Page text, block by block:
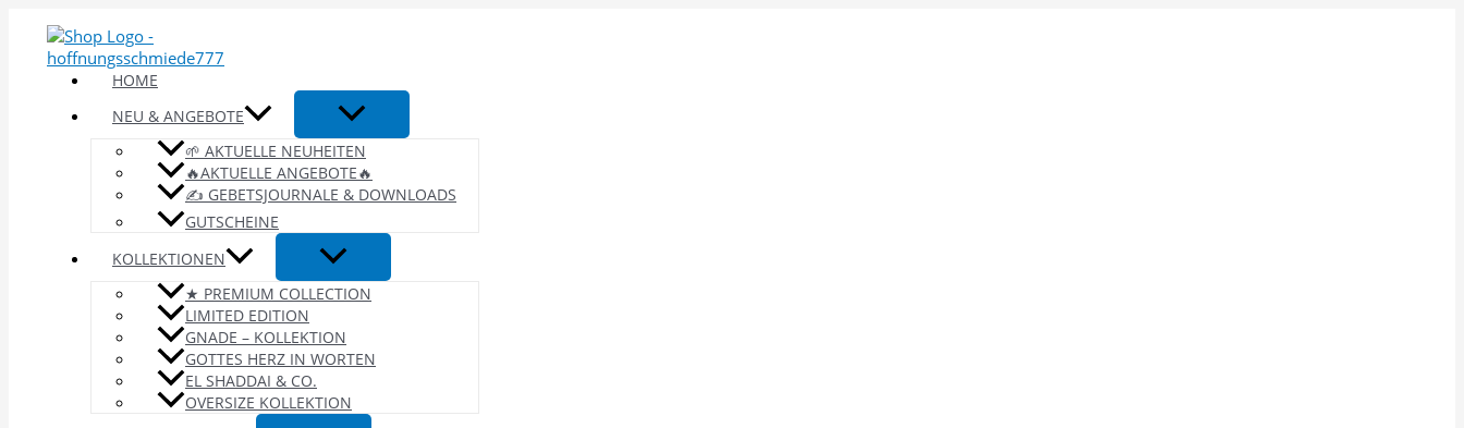
Inhalt
springen
HOME
NEU & ANGEBOTE
🌱 AKTUELLE NEUHEITEN
🔥AKTUELLE ANGEBOTE🔥
✍️ GEBETSJOURNALE & DOWNLOADS
GUTSCHEINE
KOLLEKTIONEN
★ PREMIUM COLLECTION
LIMITED EDITION
GNADE – KOLLEKTION
GOTTES HERZ IN WORTEN
EL SHADDAI & CO.
OVERSIZE KOLLEKTION